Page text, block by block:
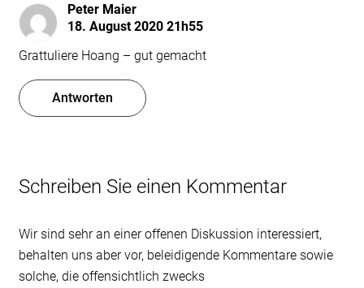
Peter Maier
18. August 2020 21h55
Grattuliere Hoang – gut gemacht
Antworten
Schreiben Sie einen Kommentar
Wir sind sehr an einer offenen Diskussion interessiert,
behalten uns aber vor, beleidigende Kommentare sowie
solche, die offensichtlich zwecks